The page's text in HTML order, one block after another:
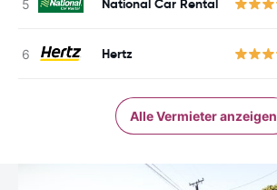
Hertz
Alle Vermieter anzeigen